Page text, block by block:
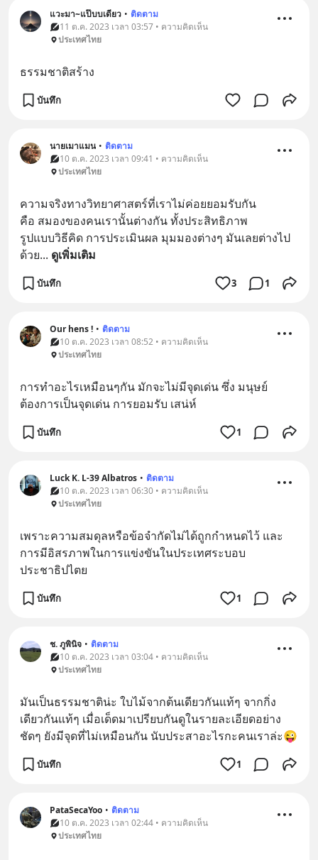
แวะมา~แป๊บบเดียว • ติดตาม
11 ต.ค. 2023 เวลา 03:57 • ความคิดเห็น
ประเทศไทย
ธรรมชาติสร้าง
บันทึก
นายเมาแมน • ติดตาม
10 ต.ค. 2023 เวลา 09:41 • ความคิดเห็น
ประเทศไทย
ความจริงทางวิทยาศาสตร์ที่เราไม่ค่อยยอมรับกัน
คือ สมองของคนเรานั้นต่างกัน ทั้งประสิทธิภาพ
รูปแบบวิธีคิด การประเมินผล มุมมองต่างๆ มันเลยต่างไป
ด้วย... ดูเพิ่มเติม
บันทึก 3 1
Our hens ! • ติดตาม
10 ต.ค. 2023 เวลา 08:52 • ความคิดเห็น
ประเทศไทย
การทำอะไรเหมือนๆกัน มักจะไม่มีจุดเด่น ซึ่ง มนุษย์
ต้องการเป็นจุดเด่น การยอมรับ เสน่ห์
บันทึก 1
Luck K. L-39 Albatros • ติดตาม
10 ต.ค. 2023 เวลา 06:30 • ความคิดเห็น
ประเทศไทย
เพราะความสมดุลหรือข้อจำกัดไม่ได้ถูกกำหนดไว้ และ
การมีอิสรภาพในการแข่งขันในประเทศระบอบ
ประชาธิปไตย
บันทึก 1
ช. ภูพินิจ • ติดตาม
10 ต.ค. 2023 เวลา 03:04 • ความคิดเห็น
ประเทศไทย
มันเป็นธรรมชาติน่ะ ใบไม้จากต้นเดียวกันแท้ๆ จากกิ่ง
เดียวกันแท้ๆ เมื่อเด็ดมาเปรียบกันดูในรายละเอียดอย่าง
ชัดๆ ยังมีจุดที่ไม่เหมือนกัน นับประสาอะไรกะคนเราล่ะ😜
บันทึก 1
PataSecaYoo • ติดตาม
10 ต.ค. 2023 เวลา 02:44 • ความคิดเห็น
ประเทศไทย